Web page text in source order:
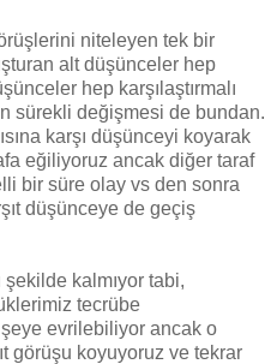
niteleyen tek bir
alt düşünceler hep
hep karşılaştırmalı
sürekli değişmesi de bundan.
karşı düşünceyi koyarak
eğiliyoruz ancak diğer taraf
bir süre olay vs den sonra
düşünceye de geçiş
kalmıyor tabi,
tecrübe
evrilebiliyor ancak o
görüşu koyuyoruz ve tekrar